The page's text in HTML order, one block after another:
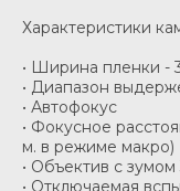
Характеристики
• Ширина пленки -
• Диапазон
• Автофокус
• Фокусное
м. в режиме макро)
• Объектив с
• Отключаемая